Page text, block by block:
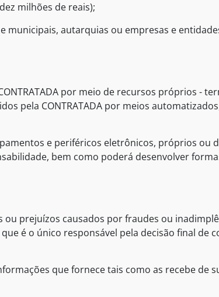
milhões de reais);
municipais, autarquias ou empresas e
por meio de recursos próprios -
pela CONTRATADA por meios
e periféricos eletrônicos, próprios ou
bem como poderá desenvolver
ou prejuízos causados por fraudes ou
é o único responsável pela decisão final de
que fornece tais como as recebe de